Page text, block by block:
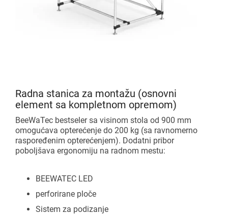
Radna stanica za montažu (osnovni
element sa kompletnom opremom)
BeeWaTec bestseler sa visinom stola od 900 mm
omogućava opterećenje do 200 kg (sa ravnomerno
raspoređenim opterećenjem). Dodatni pribor
poboljšava ergonomiju na radnom mestu:
BEEWATEC LED
perforirane ploče
Sistem za podizanje